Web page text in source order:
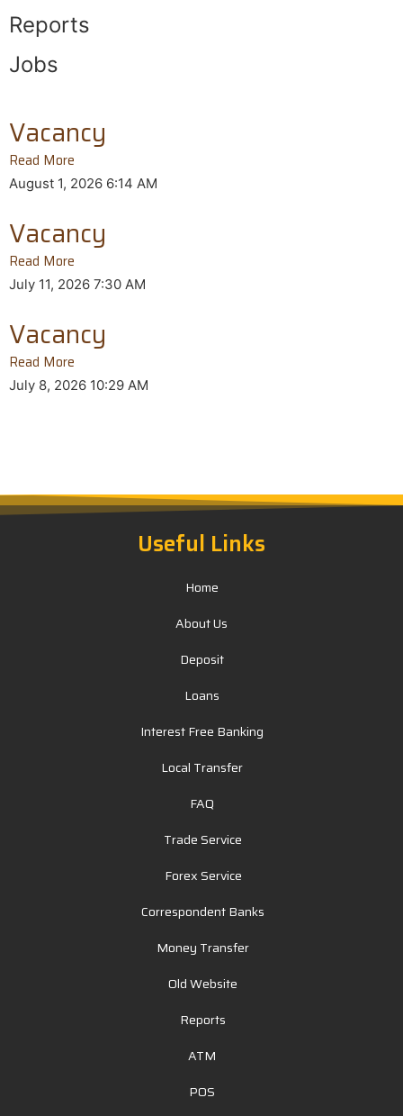
Reports
Jobs
Vacancy
Read More
August 1, 2026 6:14 AM
Vacancy
Read More
July 11, 2026 7:30 AM
Vacancy
Read More
July 8, 2026 10:29 AM
Useful Links
Home
About Us
Deposit
Loans
Interest Free Banking
Local Transfer
FAQ
Trade Service
Forex Service
Correspondent Banks
Money Transfer
Old Website
Reports
ATM
POS